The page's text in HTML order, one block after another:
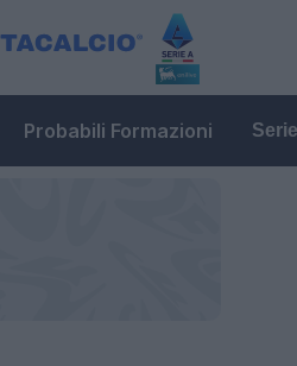
Probabili Formazioni